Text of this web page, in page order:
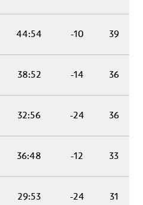
44:54 -10 39
38:52 -14 36
32:56 -24 36
36:48 -12 33
29:53 -24 31